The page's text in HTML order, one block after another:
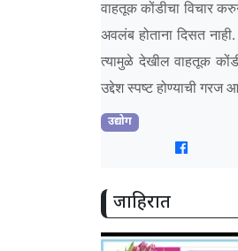
वाहतूक कोंडीचा विचार करुन
अवलंब होताना दिसत
त्यामुळे देखील वाहतूक
उद्देश स्पष्ट होण्याची गरज
उद्योग
जाहिरात